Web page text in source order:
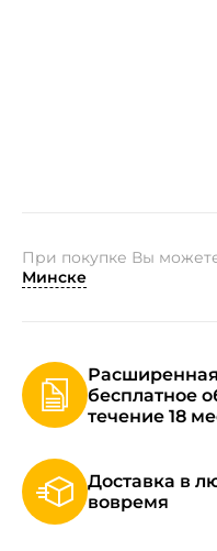
При покупке Вы можете
Минске
бесплатное
течение 18
Доставка в
вовремя